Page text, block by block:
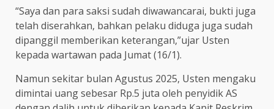
“Saya dan para saksi sudah diwawancarai, bukti juga
telah diserahkan, bahkan pelaku diduga juga sudah
dipanggil memberikan keterangan,”ujar Usten
kepada wartawan pada Jumat (16/1).
Namun sekitar bulan Agustus 2025, Usten mengaku
dimintai uang sebesar Rp.5 juta oleh penyidik AS